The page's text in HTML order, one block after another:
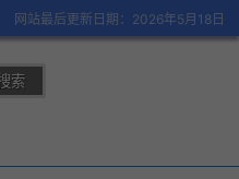
网站最后更新日期：2026年5月18日